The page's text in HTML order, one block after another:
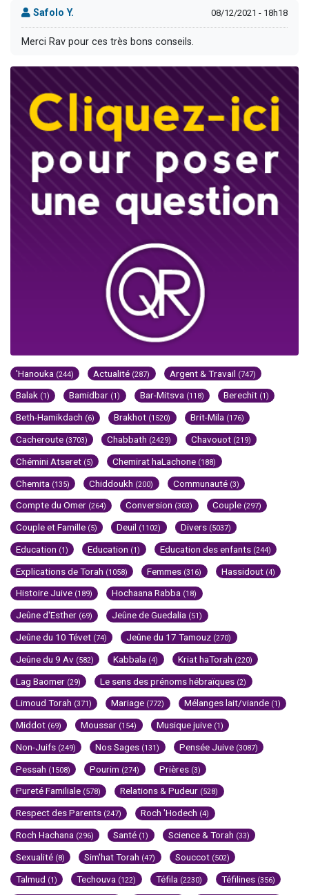
Safolo Y. 08/12/2021 - 18h18
Merci Rav pour ces très bons conseils.
'Hanouka (244) Actualité (287) Argent & Travail (747)
Balak (1) Bamidbar (1) Bar-Mitsva (118) Berechit (1)
Beth-Hamikdach (6) Brakhot (1520) Brit-Mila (176)
Cacheroute (3703) Chabbath (2429) Chavouot (219)
Chémini Atseret (5) Chemirat haLachone (188)
Chemita (135) Chiddoukh (200) Communauté (3)
Compte du Omer (264) Conversion (303) Couple (297)
Couple et Famille (5) Deuil (1102) Divers (5037)
Education (1) Education (1) Education des enfants (244)
Explications de Torah (1058) Femmes (316) Hassidout (4)
Histoire Juive (189) Hochaana Rabba (18)
Jeûne d'Esther (69) Jeûne de Guedalia (51)
Jeûne du 10 Tévet (74) Jeûne du 17 Tamouz (270)
Jeûne du 9 Av (582) Kabbala (4) Kriat haTorah (220)
Lag Baomer (29) Le sens des prénoms hébraïques (2)
Limoud Torah (371) Mariage (772) Mélanges lait/viande (1)
Middot (69) Moussar (154) Musique juive (1)
Non-Juifs (249) Nos Sages (131) Pensée Juive (3087)
Pessah (1508) Pourim (274) Prières (3)
Pureté Familiale (578) Relations & Pudeur (528)
Respect des Parents (247) Roch 'Hodech (4)
Roch Hachana (296) Santé (1) Science & Torah (33)
Sexualité (8) Sim'hat Torah (47) Souccot (502)
Talmud (1) Techouva (122) Téfila (2230) Téfilines (356)